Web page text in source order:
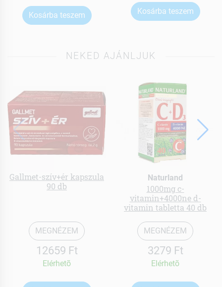
Kosárba teszem Kosárba teszem
NEKED AJÁNLJUK
Gallmet-szív+ér kapszula
90 db
MEGNÉZEM
12659 Ft
Elérhetõ
Naturland
1000mg c-
vitamin+4000ne d-
vitamin tabletta 40 db
MEGNÉZEM
3279 Ft
Elérhetõ